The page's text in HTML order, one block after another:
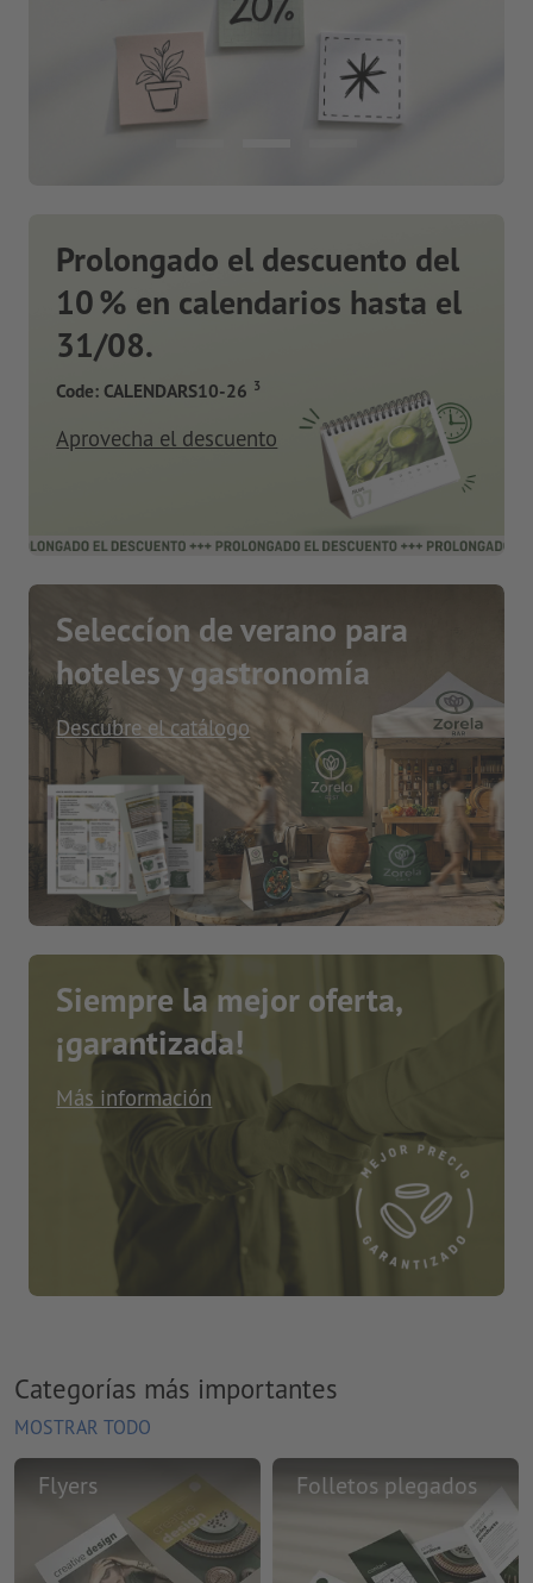
Prolongado el descuento del
10 % en calendarios hasta el
31/08.
Code: CALENDARS10-26 3
Aprovecha el descuento
Seleccíon de verano para
hoteles y gastronomía
Descubre el catálogo
Siempre la mejor oferta,
¡garantizada!
Más información
Categorías más importantes
MOSTRAR TODO
Flyers Folletos plegados